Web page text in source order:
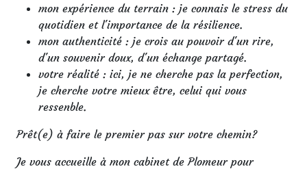
mon expérience du terrain : je connais le stress du
quotidien et l'importance de la résilience.
mon authenticité : je crois au pouvoir d'un rire,
d'un souvenir doux, d'un échange partagé.
votre réalité : ici, je ne cherche pas la perfection,
je cherche votre mieux être, celui qui vous
ressenble.
Prêt(e) à faire le premier pas sur votre chemin?
Je vous accueille à mon cabinet de Plomeur pour